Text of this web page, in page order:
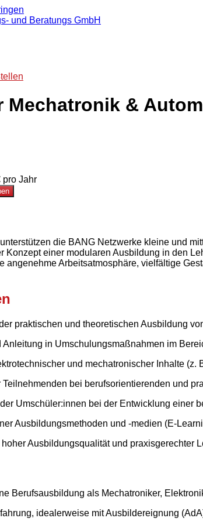
Mechatronik &
pro Jahr
die BANG Netzwerke kleine und
Konzept einer modularen Ausbildung in den
angenehme Arbeitsatmosphäre, vielfältige
praktischen und theoretischen Ausbildung
Anleitung in Umschulungsmaßnahmen im
und mechatronischer Inhalte
Teilnehmenden bei berufsorientierenden und
Umschüler:innen bei der Entwicklung einer
Ausbildungsmethoden und -medien (E-
Ausbildungsqualität und praxisgerechter
Berufsausbildung als Mechatroniker,
idealerweise mit Ausbildereignung